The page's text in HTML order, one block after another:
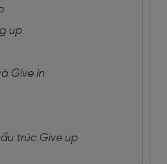
up
Give in
trúc Give up